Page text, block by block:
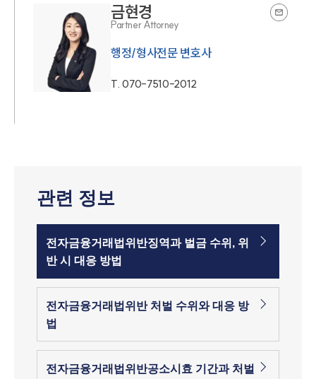
금현경
Partner Attorney
행정/형사전문 변호사
T.070-7510-2012
관련 정보
전자금융거래법위반징역과 벌금 수위, 위
반 시 대응 방법
전자금융거래법위반 처벌 수위와 대응 방
법
전자금융거래법위반공소시효 기간과 처벌